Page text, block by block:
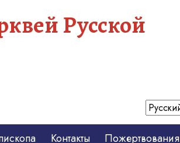
Русской
Контакты Пожертвования